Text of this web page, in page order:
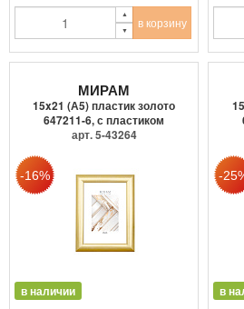
в корзину
МИРАМ
15x21 (А5) пластик золото
647211-6, с пластиком
арт. 5-43264
в наличии в